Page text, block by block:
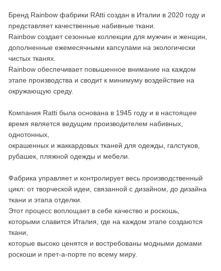
Бренд Rainbow фабрики RAtti создан в Италии в 2020 году и
представляет качественные набивные ткани.
Rainbow создает сезонные коллекции для мужчин и женщин,
дополненные ежемесячными капсулами на экологически
чистых тканях.
Rainbow обеспечивает повышенное внимание на каждом
этапе производства и сводит к минимуму воздействие на
окружающую среду.
Компания Ratti была основана в 1945 году и в настоящее
время является ведущим производителем набивных,
однотонных,
окрашенных и жаккардовых тканей для одежды, галстуков,
рубашек, пляжной одежды и мебели.
Фабрика управляет и контролирует весь производственный
цикл: от творческой идеи, связанной с дизайном, до дизайна
ткани и этапа отделки.
Этот процесс воплощает в себе качество и роскошь,
которыми славится Италия, где на каждом этапе создаются
ткани,
которые высоко ценятся и востребованы модными домами
роскоши и прет-а-порте по всему миру.